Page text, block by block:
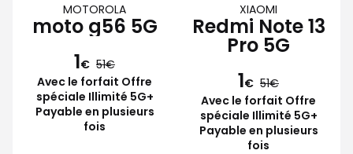
MOTOROLA
moto g56 5G
1€ 51
Avec le forfait Offre
spéciale Illimité 5G+
Payable en plusieurs
fois
XIAOMI
Redmi Note 13
Pro 5G
1€ 51
Avec le forfait Offre
spéciale Illimité 5G+
Payable en plusieurs
fois